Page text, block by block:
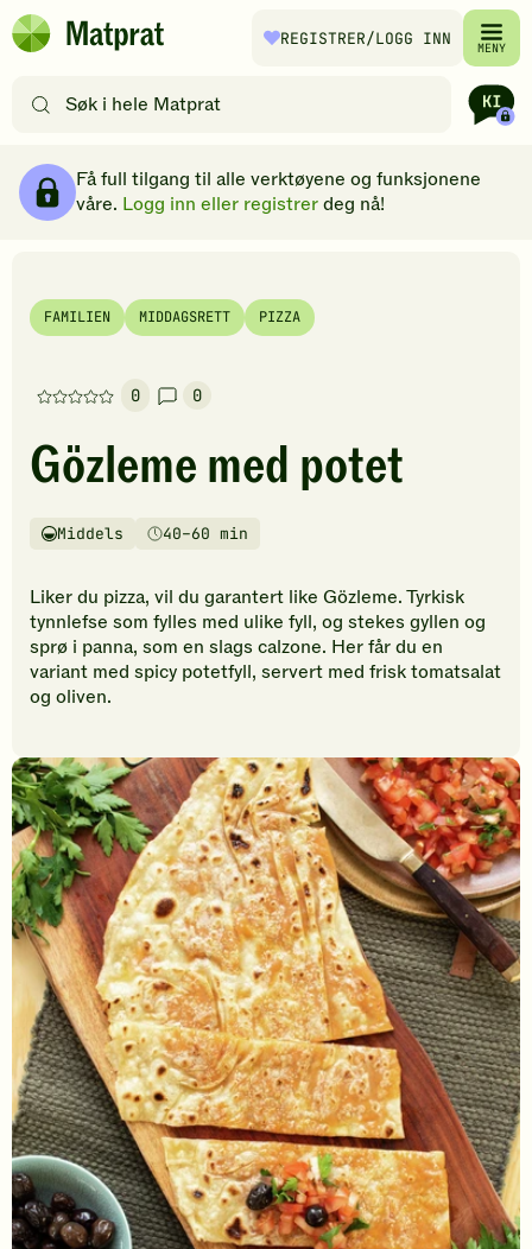
Hopp til hovedinnhold
Matprat
REGISTRER/LOGG INN MENY
etter
filtre
Få full tilgang til alle verktøyene og funksjonene
våre. Logg inn eller registrerdeg nå!
FAMILIEN MIDDAGSRETT PIZZA
0
Denne
har
foreløpig
vurderinger.
den
første
til
å
vurdere
0
Gözleme med potet
Vanskelighetsgrad
Middels
Tilberedningstid40–60 min
Liker du pizza, vil du garantert like Gözleme. Tyrkisk
tynnlefse som fylles med ulike fyll, og stekes gyllen og
sprø i panna, som en slags calzone. Her får du en
variant med spicy potetfyll, servert med frisk tomatsalat
og oliven.